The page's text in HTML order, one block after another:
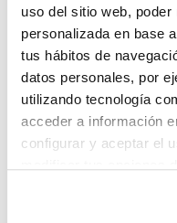
uso del sitio web,
personalizada en base
tus hábitos de
datos personales, por
utilizando tecnología
acceder a información
configurar y aceptar el
:(
No